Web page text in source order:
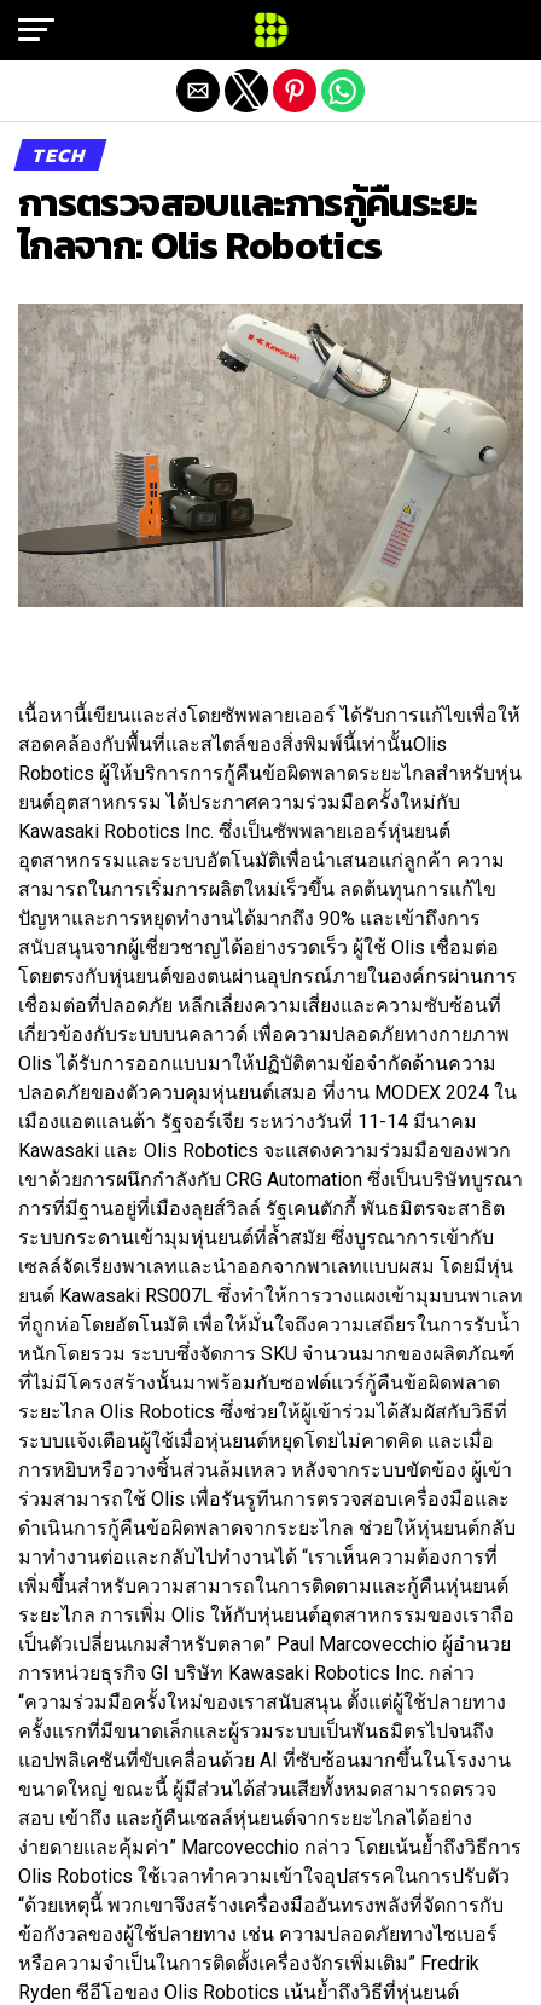
TECH
การตรวจสอบและการกู้คืนระยะ
ไกลจาก: Olis Robotics
เนื้อหานี้เขียนและส่งโดยซัพพลายเออร์ ได้รับการแก้ไขเพื่อให้
สอดคล้องกับพื้นที่และสไตล์ของสิ่งพิมพ์นี้เท่านั้นOlis
Robotics ผู้ให้บริการการกู้คืนข้อผิดพลาดระยะไกลสำหรับหุ่น
ยนต์อุตสาหกรรม ได้ประกาศความร่วมมือครั้งใหม่กับ
Kawasaki Robotics Inc. ซึ่งเป็นซัพพลายเออร์หุ่นยนต์
อุตสาหกรรมและระบบอัตโนมัติเพื่อนำเสนอแก่ลูกค้า ความ
สามารถในการเริ่มการผลิตใหม่เร็วขึ้น ลดต้นทุนการแก้ไข
ปัญหาและการหยุดทำงานได้มากถึง 90% และเข้าถึงการ
สนับสนุนจากผู้เชี่ยวชาญได้อย่างรวดเร็ว ผู้ใช้ Olis เชื่อมต่อ
โดยตรงกับหุ่นยนต์ของตนผ่านอุปกรณ์ภายในองค์กรผ่านการ
เชื่อมต่อที่ปลอดภัย หลีกเลี่ยงความเสี่ยงและความซับซ้อนที่
เกี่ยวข้องกับระบบบนคลาวด์ เพื่อความปลอดภัยทางกายภาพ
Olis ได้รับการออกแบบมาให้ปฏิบัติตามข้อจำกัดด้านความ
ปลอดภัยของตัวควบคุมหุ่นยนต์เสมอ ที่งาน MODEX 2024 ใน
เมืองแอตแลนต้า รัฐจอร์เจีย ระหว่างวันที่ 11-14 มีนาคม
Kawasaki และ Olis Robotics จะแสดงความร่วมมือของพวก
เขาด้วยการผนึกกำลังกับ CRG Automation ซึ่งเป็นบริษัทบูรณา
การที่มีฐานอยู่ที่เมืองลุยส์วิลล์ รัฐเคนตักกี้ พันธมิตรจะสาธิต
ระบบกระดานเข้ามุมหุ่นยนต์ที่ล้ำสมัย ซึ่งบูรณาการเข้ากับ
เซลล์จัดเรียงพาเลทและนำออกจากพาเลทแบบผสม โดยมีหุ่น
ยนต์ Kawasaki RS007L ซึ่งทำให้การวางแผงเข้ามุมบนพาเลท
ที่ถูกห่อโดยอัตโนมัติ เพื่อให้มั่นใจถึงความเสถียรในการรับน้ำ
หนักโดยรวม ระบบซึ่งจัดการ SKU จำนวนมากของผลิตภัณฑ์
ที่ไม่มีโครงสร้างนั้นมาพร้อมกับซอฟต์แวร์กู้คืนข้อผิดพลาด
ระยะไกล Olis Robotics ซึ่งช่วยให้ผู้เข้าร่วมได้สัมผัสกับวิธีที่
ระบบแจ้งเตือนผู้ใช้เมื่อหุ่นยนต์หยุดโดยไม่คาดคิด และเมื่อ
การหยิบหรือวางชิ้นส่วนล้มเหลว หลังจากระบบขัดข้อง ผู้เข้า
ร่วมสามารถใช้ Olis เพื่อรันรูทีนการตรวจสอบเครื่องมือและ
ดำเนินการกู้คืนข้อผิดพลาดจากระยะไกล ช่วยให้หุ่นยนต์กลับ
มาทำงานต่อและกลับไปทำงานได้ “เราเห็นความต้องการที่
เพิ่มขึ้นสำหรับความสามารถในการติดตามและกู้คืนหุ่นยนต์
ระยะไกล การเพิ่ม Olis ให้กับหุ่นยนต์อุตสาหกรรมของเราถือ
เป็นตัวเปลี่ยนเกมสำหรับตลาด” Paul Marcovecchio ผู้อำนวย
การหน่วยธุรกิจ GI บริษัท Kawasaki Robotics Inc. กล่าว
“ความร่วมมือครั้งใหม่ของเราสนับสนุน ตั้งแต่ผู้ใช้ปลายทาง
ครั้งแรกที่มีขนาดเล็กและผู้รวมระบบเป็นพันธมิตรไปจนถึง
แอปพลิเคชันที่ขับเคลื่อนด้วย AI ที่ซับซ้อนมากขึ้นในโรงงาน
ขนาดใหญ่ ขณะนี้ ผู้มีส่วนได้ส่วนเสียทั้งหมดสามารถตรวจ
สอบ เข้าถึง และกู้คืนเซลล์หุ่นยนต์จากระยะไกลได้อย่าง
ง่ายดายและคุ้มค่า” Marcovecchio กล่าว โดยเน้นย้ำถึงวิธีการ
Olis Robotics ใช้เวลาทำความเข้าใจอุปสรรคในการปรับตัว
“ด้วยเหตุนี้ พวกเขาจึงสร้างเครื่องมืออันทรงพลังที่จัดการกับ
ข้อกังวลของผู้ใช้ปลายทาง เช่น ความปลอดภัยทางไซเบอร์
หรือความจำเป็นในการติดตั้งเครื่องจักรเพิ่มเติม” Fredrik
Ryden ซีอีโอของ Olis Robotics เน้นย้ำถึงวิธีที่หุ่นยนต์
Exit mobile version